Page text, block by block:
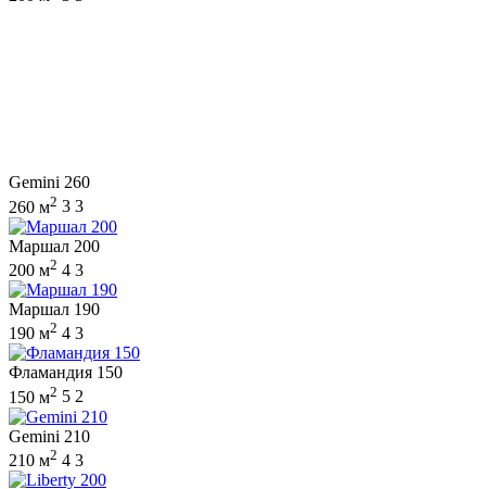
Gemini 260
260 м2 3 3
Маршал 200
200 м2 4 3
Маршал 190
190 м2 4 3
Фламандия 150
150 м2 5 2
Gemini 210
210 м2 4 3